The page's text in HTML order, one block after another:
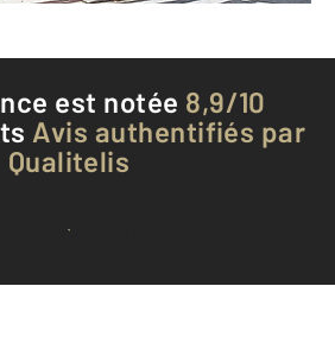
est notée 8,9/10
Avis authentifiés par
Qualitelis
tous les avis clients